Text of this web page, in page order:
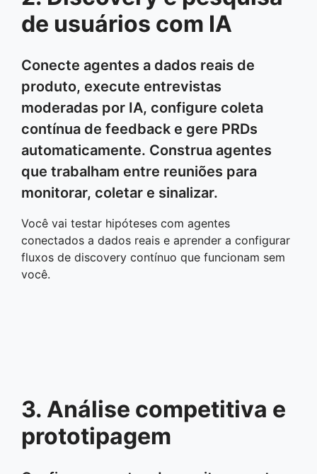
de usuários com IA
Conecte agentes a dados reais de
produto, execute entrevistas
moderadas por IA, configure coleta
contínua de feedback e gere PRDs
automaticamente. Construa agentes
que trabalham entre reuniões para
monitorar, coletar e sinalizar.
Você vai testar hipóteses com agentes
conectados a dados reais e aprender a configurar
fluxos de discovery contínuo que funcionam sem
você.
3. Análise competitiva e
prototipagem